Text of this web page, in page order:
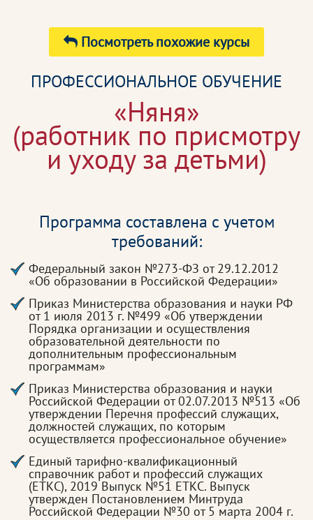
Посмотреть похожие курсы
ПРОФЕССИОНАЛЬНОЕ ОБУЧЕНИЕ
«Няня»
(работник по присмотру
и уходу за детьми)
Программа составлена с учетом
требований:
Федеральный закон №273-ФЗ от 29.12.2012
«Об образовании в Российской Федерации»
Приказ Министерства образования и науки РФ
от 1 июля 2013 г. №499 «Об утверждении
Порядка организации и осуществления
образовательной деятельности по
дополнительным профессиональным
программам»
Приказ Министерства образования и науки
Российской Федерации от 02.07.2013 №513 «Об
утверждении Перечня профессий служащих,
должностей служащих, по которым
осуществляется профессиональное обучение»
Единый тарифно-квалификационный
справочник работ и профессий служащих
(ЕТКС), 2019 Выпуск №51 ЕТКС. Выпуск
утвержден Постановлением Минтруда
Российской Федерации №30 от 5 марта 2004 г.